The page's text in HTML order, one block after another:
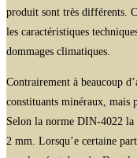
produit sont très différents.
les caractéristiques
dommages climatiques.
Contrairement à beaucoup
constituants minéraux, mais
Selon la norme DIN-4022 la
2 mm. Lorsqu’e certaine